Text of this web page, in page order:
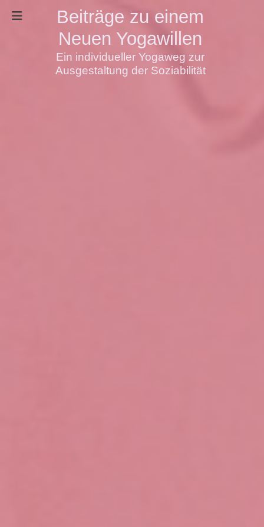
Beiträge zu einem
Neuen Yogawillen
Ein individueller Yogaweg zur
Ausgestaltung der Soziabilität